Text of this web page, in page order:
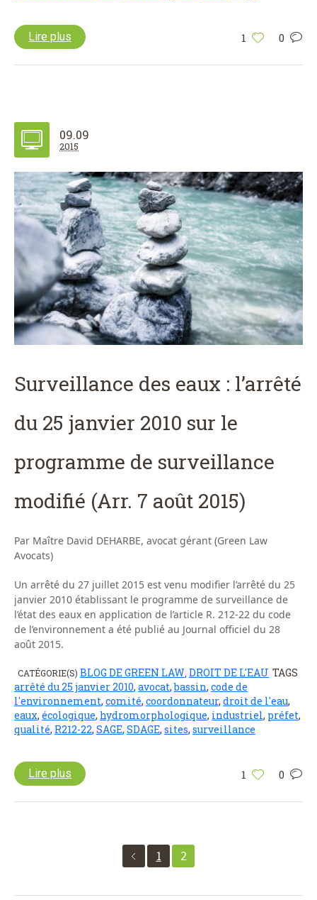
1 0
Lire plus
09.09
2015
Surveillance des eaux : l’arrêté
du 25 janvier 2010 sur le
programme de surveillance
modifié (Arr. 7 août 2015)
Par Maître David DEHARBE, avocat gérant (Green Law
Avocats)
Un arrêté du 27 juillet 2015 est venu modifier l’arrêté du 25
janvier 2010 établissant le programme de surveillance de
l’état des eaux en application de l’article R. 212-22 du code
de l’environnement a été publié au Journal officiel du 28
août 2015.
CATÉGORIE(S) BLOG DE GREEN LAW DROIT DE L'EAU TAGS
arrêté du 25 janvier 2010, avocat,bassin, code de
l'environnement, comité, coordonnateur, droit de l'eau,
eaux, écologique, hydromorphologique, industriel, préfet,
qualité, R212-22, SAGE, SDAGE, sites, surveillance
1 0
Lire plus
1 2